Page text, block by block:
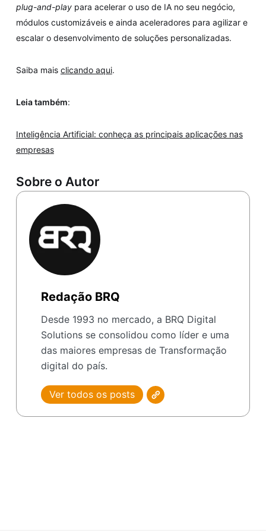
plug-and-playpara acelerar o uso de IA no seu negócio,
módulos customizáveis e ainda aceleradores para agilizar e
escalar o desenvolvimento de soluções personalizadas.
Saiba mais clicando aqui.
Leia também:
Inteligência Artificial: conheça as principais aplicações nas
empresas
Sobre o Autor
Redação BRQ
Desde 1993 no mercado, a BRQ Digital
Solutions se consolidou como líder e uma
das maiores empresas de Transformação
digital do país.
Ver todos os posts